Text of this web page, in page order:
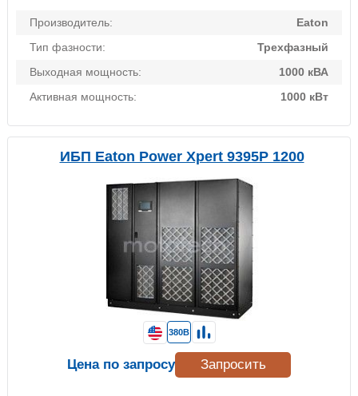
Производитель:
Eaton
Тип фазности:
Трехфазный
Выходная мощность:
1000 кВА
Активная мощность:
1000 кВт
ИБП Eaton Power Xpert 9395P 1200
380В
Цена по запросу Запросить